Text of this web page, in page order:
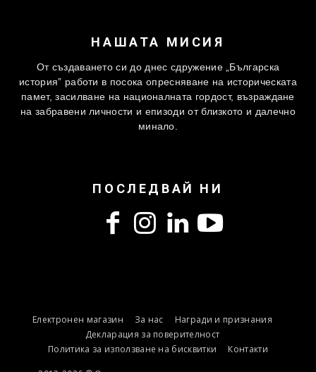
НАШАТА МИСИЯ
От създаването си до днес сдружение „Българска
история” работи в посока опресняване на историческата
памет, засилване на националната гордост, възраждане
на забравени личности и епизоди от близкото и далечно
минало.
ПОСЛЕДВАЙ НИ
Електронен магазин За нас
Награди и признания
Декларация за поверителност
Политика за използване на бисквитки
Контакти